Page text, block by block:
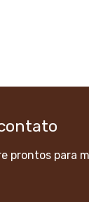
prontos para